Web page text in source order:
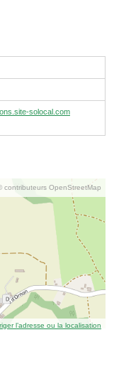
solocal.com
contributeurs OpenStreetMap
l’adresse ou la localisation